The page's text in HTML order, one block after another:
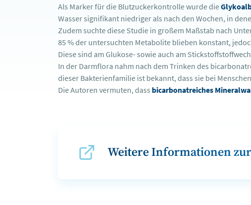
Als Marker für die Blutzuckerkontrolle wurde die
Wasser signifikant niedriger als nach den Wochen, in
Zudem suchte diese Studie in großem Maßstab nach
85 % der untersuchten Metabolite blieben konstant,
Diese sind am Glukose- sowie auch am
In der Darmflora nahm nach dem Trinken des
dieser Bakterienfamilie ist bekannt, dass sie bei
Die Autoren vermuten, dass bicarbonatreiches
Weitere Informationen